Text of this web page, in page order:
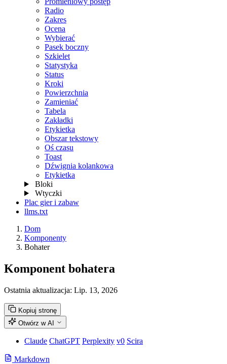
Radio
Zakres
Ocena
Wybierać
Pasek boczny
Szkielet
Statystyka
Status
Kroki
Powierzchnia
Zamieniać
Tabela
Zakładki
Etykietka
Obszar tekstowy
Oś czasu
Toast
Dźwignia kolankowa
Etykietka
Bloki
Wtyczki
Plac gier i zabaw
llms.txt
Dom
Komponenty
Bohater
Komponent bohatera
Ostatnia aktualizacja: Lip. 13, 2026
Kopiuj stronę
Otwórz w AI
Claude ChatGPT Perplexity v0 Scira
Markdown